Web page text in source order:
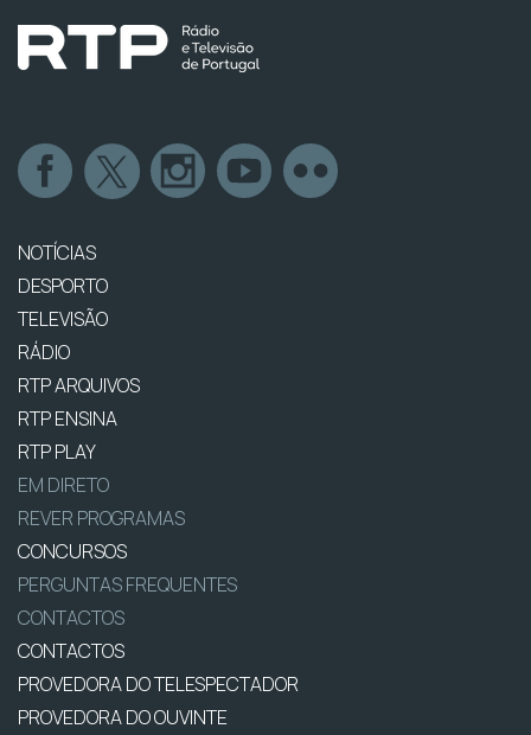
NOTÍCIAS
DESPORTO
TELEVISÃO
RÁDIO
RTP ARQUIVOS
RTP ENSINA
RTP PLAY
EM DIRETO
REVER PROGRAMAS
CONCURSOS
PERGUNTAS FREQUENTES
CONTACTOS
CONTACTOS
PROVEDORA DO TELESPECTADOR
PROVEDORA DO OUVINTE